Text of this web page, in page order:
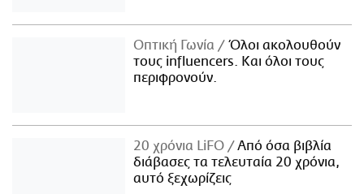
Οπτική Γωνία
Όλοι ακολουθούν
τους influencers. Και όλοι τους
περιφρονούν.
20 χρόνια LiFO
Από όσα βιβλία
διάβασες τα τελευταία 20 χρόνια,
αυτό ξεχωρίζεις